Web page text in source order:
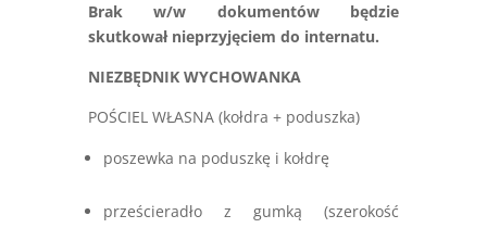
Brak w/w dokumentów będzie
skutkował nieprzyjęciem do internatu.
NIEZBĘDNIK WYCHOWANKA
POŚCIEL WŁASNA (kołdra + poduszka)
poszewka na poduszkę i kołdrę
prześcieradło z gumką (szerokość